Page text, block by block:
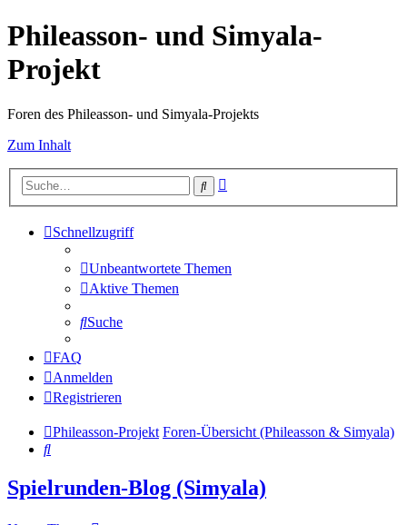
Phileasson- und Simyala-
Projekt
Foren des Phileasson- und Simyala-Projekts
Zum Inhalt
Suche
Schnellzugriff
Unbeantwortete Themen
Aktive Themen
Suche
FAQ
Anmelden
Registrieren
Phileasson-Projekt Foren-Übersicht (Phileasson & Simyala)
Suche
Spielrunden-Blog (Simyala)